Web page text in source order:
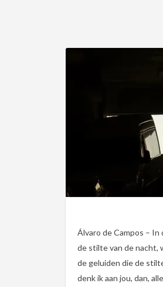
Álvaro de Campos –
de stilte van de nacht,
de geluiden die de
denk ik aan jou, dan,